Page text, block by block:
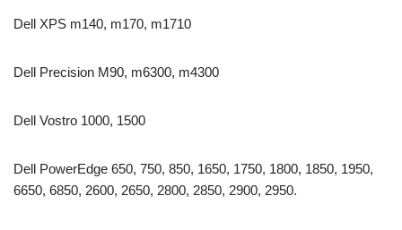
Dell XPS m140, m170, m1710
Dell Precision M90, m6300, m4300
Dell Vostro 1000, 1500
Dell PowerEdge 650, 750, 850, 1650, 1750, 1800, 1850, 1950,
6650, 6850, 2600, 2650, 2800, 2850, 2900, 2950.